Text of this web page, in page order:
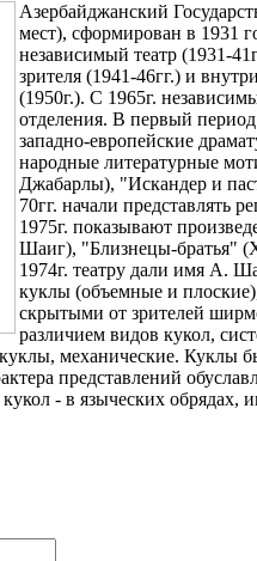
Азербайджанский
мест), сформирован в 1931
независимый театр (1931-
зрителя (1941-46гг.) и
(1950г.). С 1965г.
отделения. В первый период
западно-европейские
народные литературные
Джабарлы), "Искандер и
70гг. начали представлять
1975г. показывают
Шаиг), "Близнецы-братья"
1974г. театру дали имя А.
куклы (объемные и
скрытыми от зрителей
различием видов кукол,
механические. Куклы
представлений
- в языческих